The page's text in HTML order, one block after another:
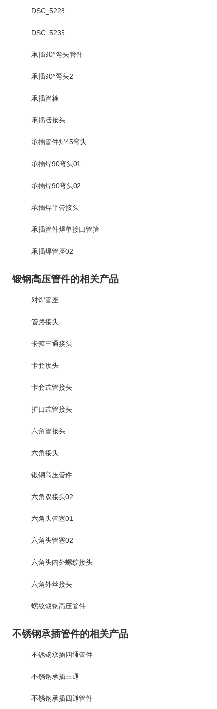
DSC_5228
DSC_5235
承插90°弯头管件
承插90°弯头2
承插管箍
承插活接头
承插管件焊45弯头
承插焊90弯头01
承插焊90弯头02
承插焊半管接头
承插管件焊单接口管箍
承插焊管座02
锻钢高压管件的相关产品
对焊管座
管路接头
卡箍三通接头
卡套接头
卡套式管接头
扩口式管接头
六角管接头
六角接头
锻钢高压管件
六角双接头02
六角头管塞01
六角头管塞02
六角头内外螺纹接头
六角外丝接头
螺纹锻钢高压管件
不锈钢承插管件的相关产品
不锈钢承插四通管件
不锈钢承插三通
不锈钢承插四通管件